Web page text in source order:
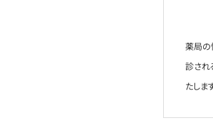
薬局の
診され
たしま